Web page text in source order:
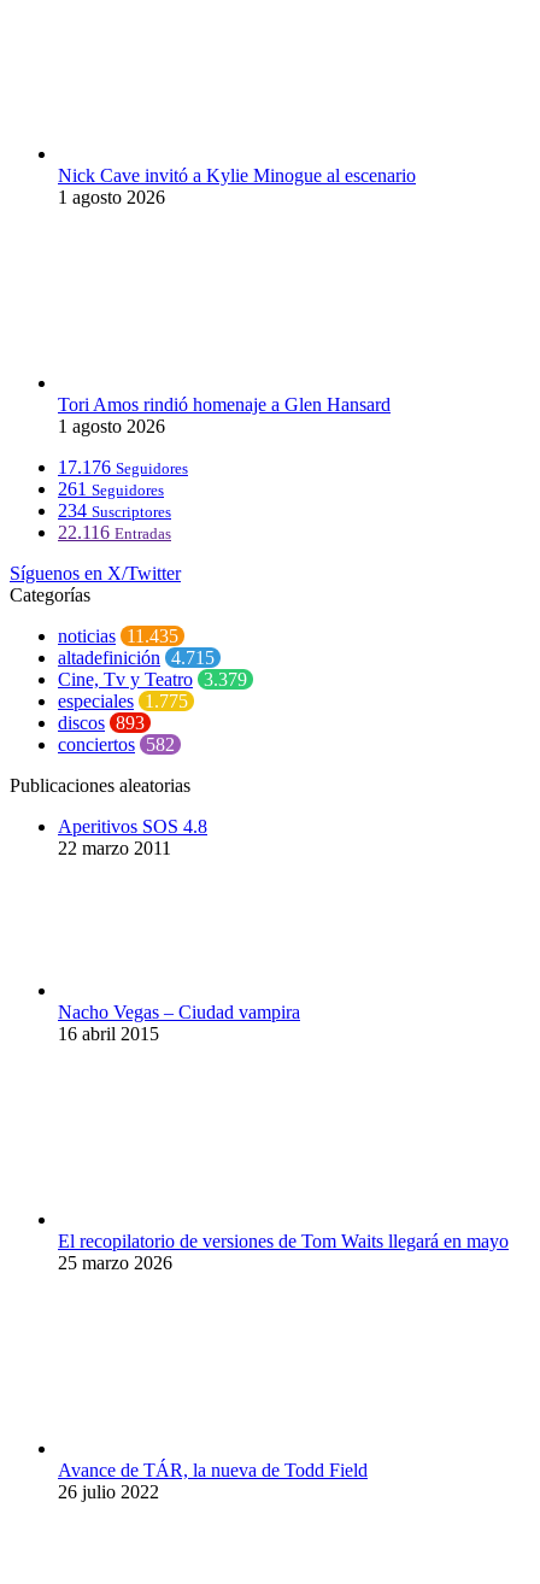
Nick Cave invitó a Kylie Minogue al escenario
1 agosto 2026
Tori Amos rindió homenaje a Glen Hansard
1 agosto 2026
17.176 Seguidores
261 Seguidores
234 Suscriptores
22.116 Entradas
Síguenos en X/Twitter
Categorías
noticias 11.435
altadefinición 4.715
Cine, Tv y Teatro 3.379
especiales 1.775
discos 893
conciertos 582
Publicaciones aleatorias
Aperitivos SOS 4.8
22 marzo 2011
Nacho Vegas – Ciudad vampira
16 abril 2015
El recopilatorio de versiones de Tom Waits llegará en mayo
25 marzo 2026
Avance de TÁR, la nueva de Todd Field
26 julio 2022